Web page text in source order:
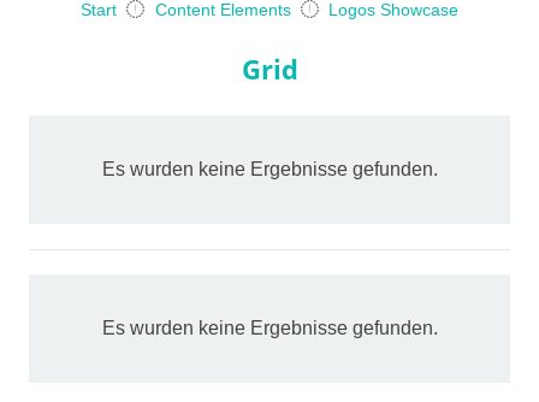
Start Content Elements Logos Showcase
Grid
Es wurden keine Ergebnisse gefunden.
Es wurden keine Ergebnisse gefunden.